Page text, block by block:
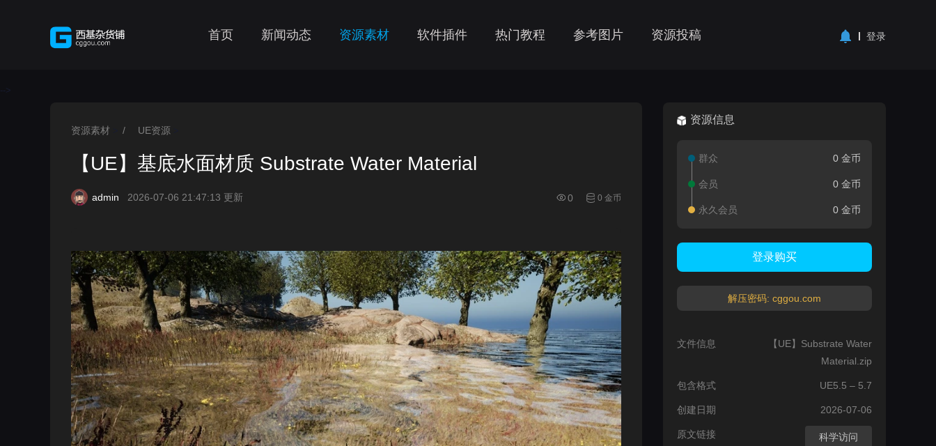
首页 新闻动态 资源素材 软件插件 热门教程 参考图片 资源投稿 登录
-->
资源素材 / UE资源
【UE】基底水面材质 Substrate Water Material
admin 2026-07-06 21:47:13 更新 0 0 金币
资源信息
群众 0 金币
会员 0 金币
永久会员 0 金币
登录购买
解压密码: cggou.com
文件信息
【UE】Substrate Water
Material.zip
包含格式 UE5.5 – 5.7
创建日期 2026-07-06
原文链接 科学访问